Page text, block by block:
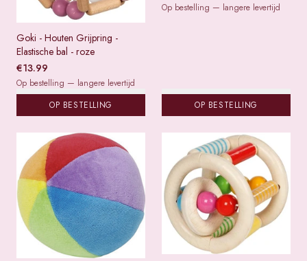
Goki - Houten Grijpring -
Elastische bal - roze
€13.99
Op bestelling — langere levertijd
OP BESTELLING
Op bestelling — langere levertijd
OP BESTELLING